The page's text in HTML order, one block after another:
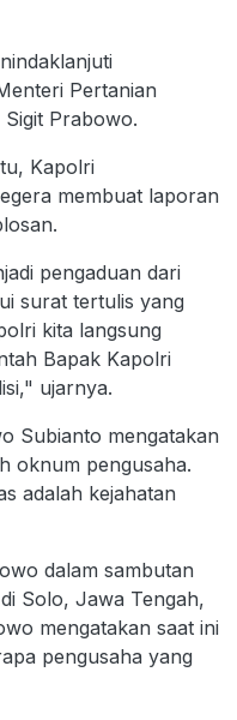
Pertanian
Prabowo.
Kapolri
membuat laporan
pengaduan dari
surat tertulis yang
kita langsung
Bapak Kapolri
ujarnya.
Subianto mengatakan
oknum pengusaha.
adalah kejahatan
dalam sambutan
Solo, Jawa Tengah,
mengatakan saat ini
pengusaha yang